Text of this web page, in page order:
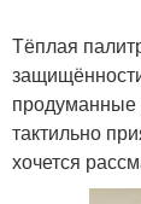
Тёплая
продуманные
тактильно
хочется